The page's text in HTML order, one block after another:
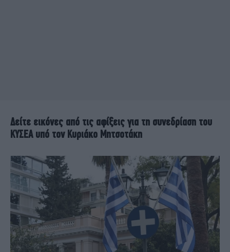
Δείτε εικόνες από τις αφίξεις για τη συνεδρίαση του
ΚΥΣΕΑ υπό τον Κυριάκο Μητσοτάκη